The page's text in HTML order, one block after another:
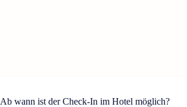
Ab wann ist der Check-In im Hotel möglich?